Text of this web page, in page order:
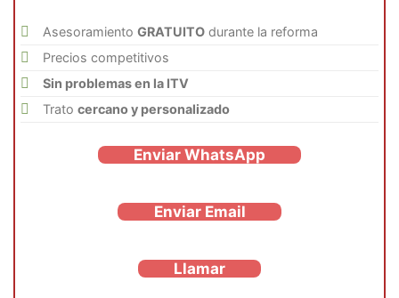
AsesoramientoGRATUITO durante la reforma
Precios competitivos
Sin problemas en la ITV
Tratocercano y personalizado
Enviar WhatsApp
Enviar Email
Llamar